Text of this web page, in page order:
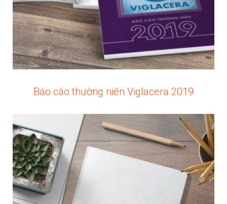
Báo cáo thường niên Viglacera 2019